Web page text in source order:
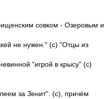
совком - Озеровым и
не нужен." (с) "Отцы из
"игрой в крысу" (с)
за Зенит". (с), причём